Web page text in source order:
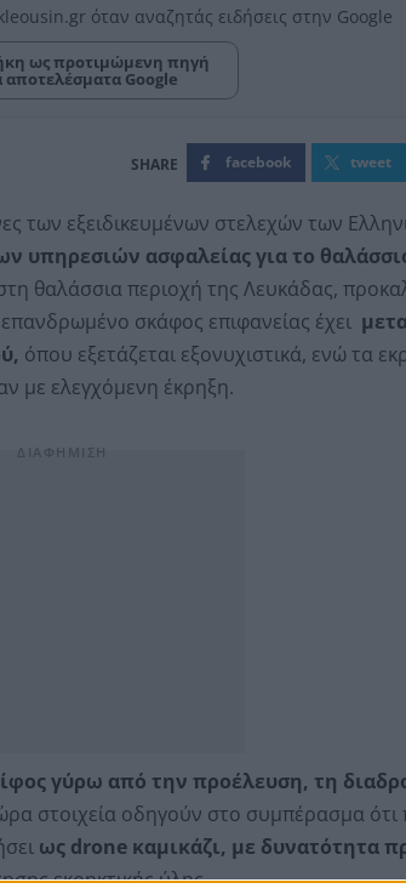
όταν αναζητάς ειδήσεις στην Google
ως προτιμώμενη πηγή
αποτελέσματα Google
facebook tweet
των εξειδικευμένων στελεχών των
υπηρεσιών ασφαλείας για το
θαλάσσια περιοχή της Λευκάδας,
σκάφος επιφανείας έχει
όπου εξετάζεται εξονυχιστικά, ενώ τα
με ελεγχόμενη έκρηξη.
γύρω από την προέλευση, τη
στοιχεία οδηγούν στο συμπέρασμα ότι
ως drone καμικάζι, με δυνατότητα
εκρηκτικής ύλης.